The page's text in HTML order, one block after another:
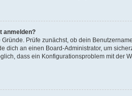
anmelden?
Prüfe zunächst, ob dein
dich an einen Board-Administrator, um
dass ein Konfigurationsproblem mit der